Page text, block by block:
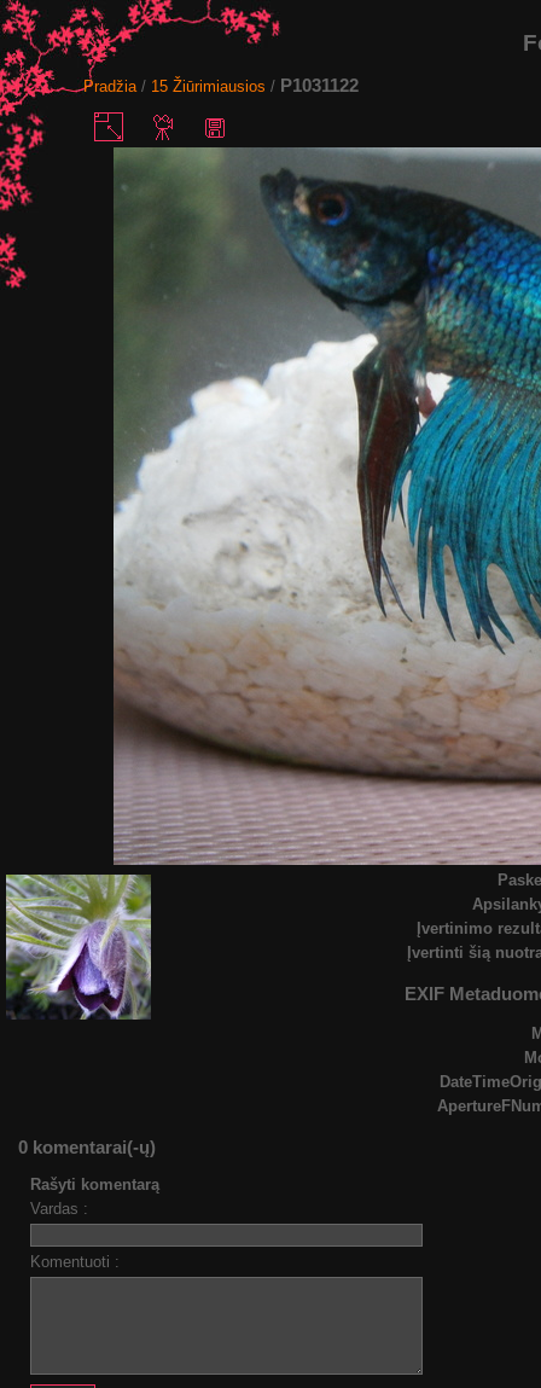
Pradžia/ 15 Žiūrimiausios / P1031122
Įvertinimo
Įvertinti šią
EXIF
0 komentarai(-ų)
Rašyti komentarą
Vardas :
Komentuoti :